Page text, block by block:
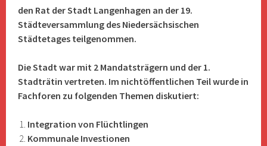
den Rat der Stadt Langenhagen an der 19.
Städteversammlung des Niedersächsischen
Städtetages teilgenommen.
Die Stadt war mit 2 Mandatsträgern und der 1.
Stadträtin vertreten. Im nichtöffentlichen Teil wurde in
Fachforen zu folgenden Themen diskutiert:
Integration von Flüchtlingen
Kommunale Investionen